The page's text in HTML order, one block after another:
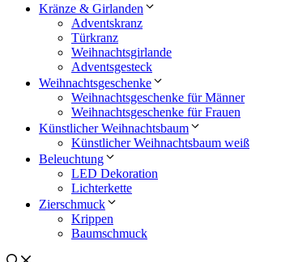
Kränze & Girlanden
Adventskranz
Türkranz
Weihnachtsgirlande
Adventsgesteck
Weihnachtsgeschenke
Weihnachtsgeschenke für Männer
Weihnachtsgeschenke für Frauen
Künstlicher Weihnachtsbaum
Künstlicher Weihnachtsbaum weiß
Beleuchtung
LED Dekoration
Lichterkette
Zierschmuck
Krippen
Baumschmuck